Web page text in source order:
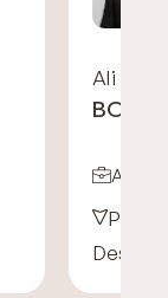
Ali
Paris
Desk